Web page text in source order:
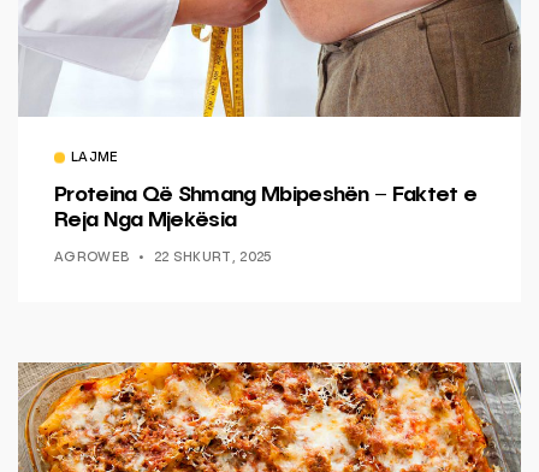
LAJME
Proteina Që Shmang Mbipeshën – Faktet e
Reja Nga Mjekësia
AGROWEB 22 SHKURT, 2025